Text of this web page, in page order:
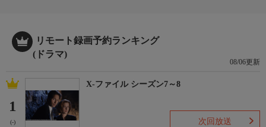
リモート録画予約ランキング
(ドラマ)
08/06更新
1
(-)
X-ファイル シーズン7～8
次回放送